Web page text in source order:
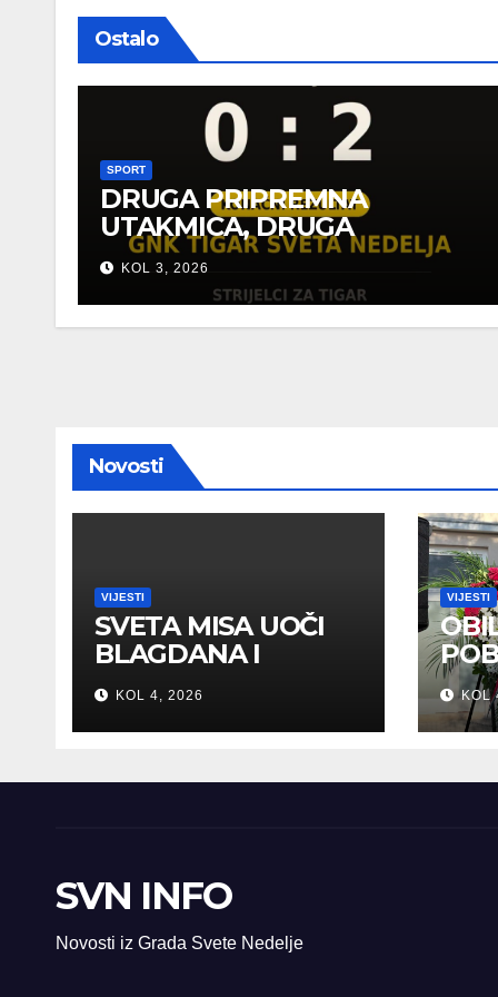
Ostalo
SPORT
DRUGA PRIPREMNA
UTAKMICA, DRUGA
POBJEDA ZA TIGROVE
KOL 3, 2026
Novosti
VIJESTI
SVETA MISA UOČI
BLAGDANA I
HRVATSKOG
PRAZNIKA
SLOBODE
KOL 4, 2026
VIJESTI
KOL
SVN INFO
Novosti iz Grada Svete Nedelje